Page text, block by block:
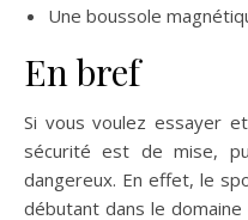
Une boussole
En bref
Si vous voulez essayer
sécurité est de mise,
dangereux. En effet, le
débutant dans le